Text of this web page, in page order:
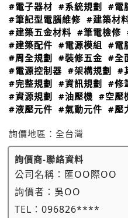
#電子器材 #系統規劃 #電
#筆記型電腦維修 #建築材
#建築五金材料 #筆電檢修
#建築配件 #電源模組 #電
#周全規劃
#裝修五金 #全
#電源控制器 #架構規劃 #
#完整規劃
#資訊規劃 #修
#資源規劃
#油壓機 #空壓
#液壓元件 #氣動元件 #壓
詢價地區： 全台灣
詢價商-聯絡資料
公司名稱： 匯OO際OO
詢價者： 吳OO
TEL： 096826****